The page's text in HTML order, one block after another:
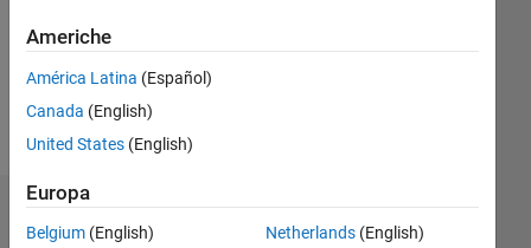
Follow
Americhe
América Latina (Español)
Canada (English)
United States (English)
Europa
Belgium (English)
Netherlands(English)